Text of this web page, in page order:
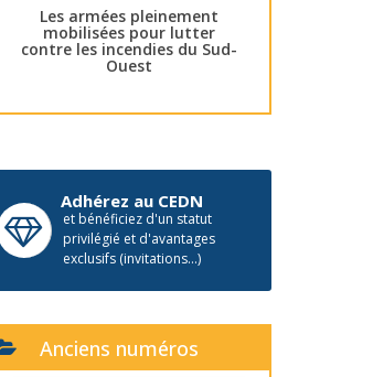
Les armées pleinement
mobilisées pour lutter
contre les incendies du Sud-
Ouest
Adhérez au CEDN
et bénéficiez d'un statut
privilégié et d'avantages
exclusifs (invitations...)
Anciens numéros